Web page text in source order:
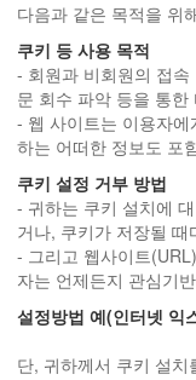
다음과 같은 목적을 위
쿠키 등 사용 목적
- 회원과 비회원의 접
문 회수 파악 등을 통
- 웹 사이트는 이용자
하는 어떠한 정보도 포
쿠키 설정 거부 방법
- 귀하는 쿠키 설치에
거나, 쿠키가 저장될
- 그리고 웹사이트
자는 언제든지 관심기
설정방법 예(인터넷 익
단, 귀하께서 쿠키 설